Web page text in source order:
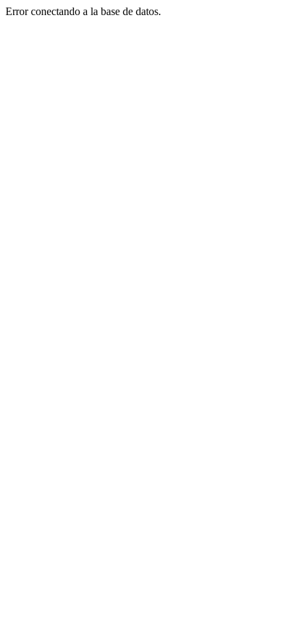
Error conectando a la base de datos.